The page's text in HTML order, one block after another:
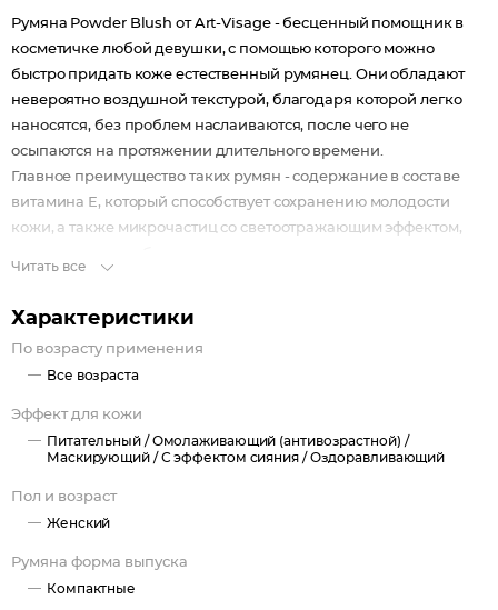
Румяна Powder Blush от Art-Visage - бесценный помощник в
косметичке любой девушки, с помощью которого можно
быстро придать коже естественный румянец. Они обладают
невероятно воздушной текстурой, благодаря которой легко
наносятся, без проблем наслаиваются, после чего не
осыпаются на протяжении длительного времени.
Главное преимущество таких румян - содержание в составе
витамина Е, который способствует сохранению молодости
кожи, а также микрочастиц со светоотражающим эффектом,
ворса пони, которая мягко наносит и растушевывает текстуру!
Рекомендации по нанесению:
Совет 1: чтобы румяна ложились гладко, а не «пятнами»,
смягчите и увлажните кожу праймером, нанесите
тональный крем тонким слоем, зафиксируйте пудрой и
затем используйте румяна.
например, растушевывая их по скуловой кости
шире, а растушевывая по диагонали по направлению к
вискам, можно визуально «вытянуть» лицо.
Читать все
Характеристики
По возрасту применения
Все возраста
Эффект для кожи
Питательный /Омолаживающий (антивозрастной) /
Маскирующий /С эффектом сияния /Оздоравливающий
Пол и возраст
Женский
Румяна форма выпуска
Компактные